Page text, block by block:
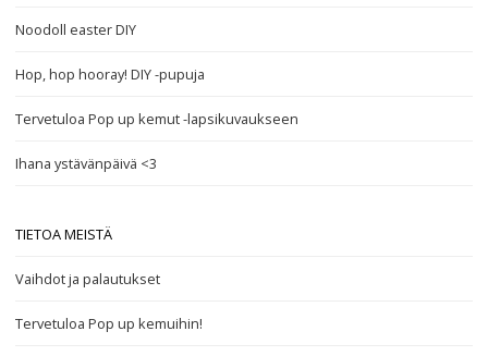
Noodoll easter DIY
Hop, hop hooray! DIY -pupuja
Tervetuloa Pop up kemut -lapsikuvaukseen
Ihana ystävänpäivä <3
TIETOA MEISTÄ
Vaihdot ja palautukset
Tervetuloa Pop up kemuihin!